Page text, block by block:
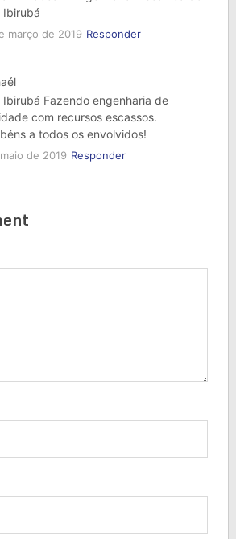
Ibirubá
março de 2019 Responder
Ibirubá Fazendo engenharia de
com recursos escassos.
a todos os envolvidos!
de 2019 Responder